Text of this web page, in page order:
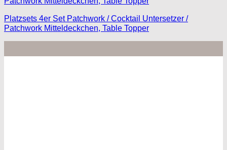
Platzsets 4er Set Patchwork / Cocktail Untersetzer /
Patchwork Mitteldeckchen, Table Topper